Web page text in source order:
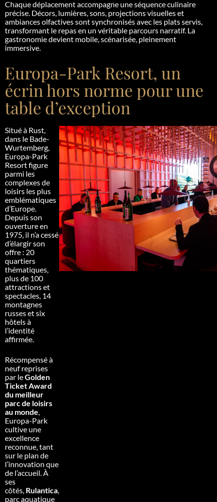
Chaque déplacement accompagne une séquence culinaire
précise. Décors, lumières, sons, projections visuelles et
ambiances olfactives sont synchronisés avec les plats servis,
transformant le repas en un véritable parcours narratif. La
gastronomie devient mobile, scénarisée, pleinement
immersive.
Europa-Park Resort, un
écrin hors norme pour une
table d’exception
Situé à Rust,
dans le Bade-
Wurtemberg,
Europa-Park
Resort figure
parmi les
complexes de
loisirs les plus
emblématiques
d’Europe.
Depuis son
ouverture en
1975, il n’a cessé
d’élargir son
offre : 20
quartiers
thématiques,
plus de 100
attractions et
spectacles, 14
montagnes
russes et six
hôtels à
l’identité
affirmée.
Récompensé à
neuf reprises
par leGolden
Ticket Award
du meilleur
parc de loisirs
au monde,
Europa-Park
cultive une
excellence
reconnue, tant
sur le plan de
l’innovation que
de l’accueil. À
ses
côtés, Rulantica,
parc aquatique